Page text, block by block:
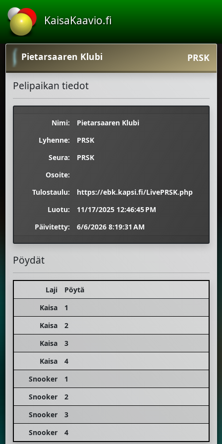
KaisaKaavio.fi
Pietarsaaren Klubi PRSK
Pelipaikan tiedot
Nimi:
Pietarsaaren Klubi
Lyhenne:
PRSK
Seura:
PRSK
Osoite:
Tulostaulu:
https://ebk.kapsi.fi/LivePRSK.php
Luotu:
11/17/2025 12:46:45 PM
Päivitetty:
6/6/2026 8:19:31 AM
Pöydät
Laji
Pöytä
Kaisa
1
Kaisa
2
Kaisa
3
Kaisa
4
Snooker
1
Snooker
2
Snooker
3
Snooker
4